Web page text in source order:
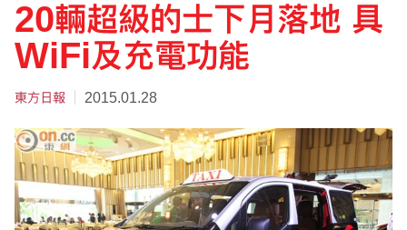
20輛超級的士下月落地 具
WiFi及充電功能
東方日報 2015.01.28